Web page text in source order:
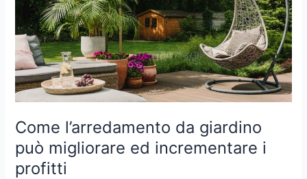
Come l’arredamento da giardino
può migliorare ed incrementare i
profitti
può
migliorare
ed
incrementare
i
profitti